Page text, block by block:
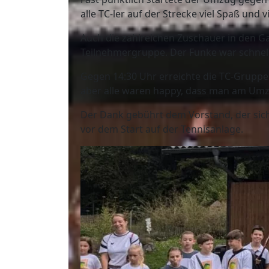
alle TC-ler auf der Strecke viel Spaß und
Auch die zahlreichen Zuschauer in den
Teilnehmergruppe. Der Funke war
Gegen 14:30 Uhr erreichte die TC-
aber alle waren happy, dass man am
Der Dank gebührt dem Vorstand, der
vor dem Start auf der Tennisanlage.